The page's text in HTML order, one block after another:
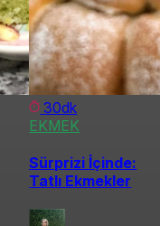
30dk
EKMEK
Sürprizi İçinde:
Tatlı Ekmekler